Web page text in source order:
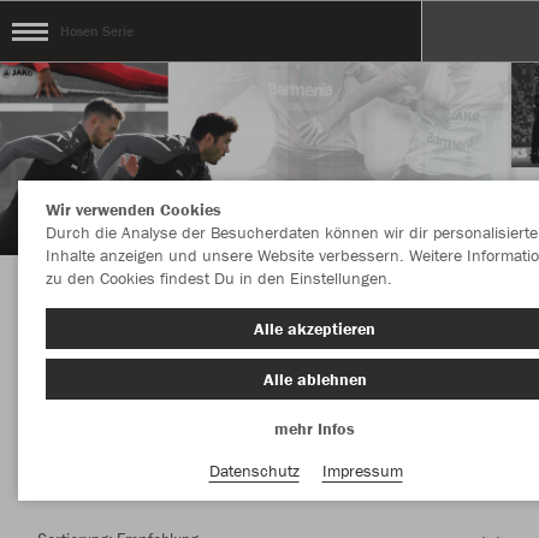
Hosen Serie
Herzlich Willkommen im Teamshop Hosen
Serie
Wir verwenden Cookies
Durch die Analyse der Besucherdaten können wir dir personalisierte
Inhalte anzeigen und unsere Website verbessern. Weitere
zu den Cookies findest Du in den Einstellungen.
Alle akzeptieren
Alle ablehnen
mehr Infos
Datenschutz
Impressum